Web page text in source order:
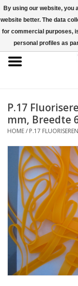
Home
Gekleurde elastiekjes
Elastisch koord
Pallet elastiek
Kruiselastiek
Fastfix
Geknoopt elastiek
Zwarte elastiekjes
P.17
mm, Breedte
HOME/ P.17
By using our website, you
website better. The data
for commercial purposes,
personal profiles as